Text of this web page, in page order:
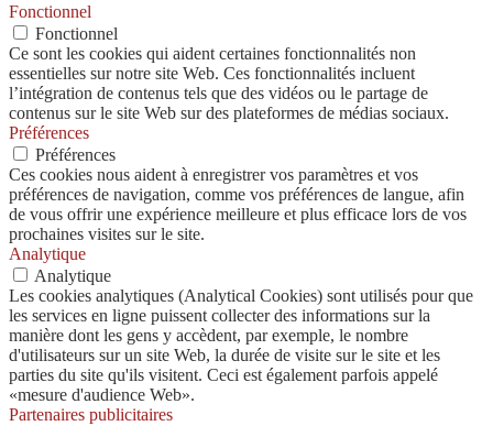
Fonctionnel
Fonctionnel
Ce sont les cookies qui aident certaines fonctionnalités non
essentielles sur notre site Web. Ces fonctionnalités incluent
l’intégration de contenus tels que des vidéos ou le partage de
contenus sur le site Web sur des plateformes de médias sociaux.
Préférences
Préférences
Ces cookies nous aident à enregistrer vos paramètres et vos
préférences de navigation, comme vos préférences de langue, afin
de vous offrir une expérience meilleure et plus efficace lors de vos
prochaines visites sur le site.
Analytique
Analytique
Les cookies analytiques (Analytical Cookies) sont utilisés pour que
les services en ligne puissent collecter des informations sur la
manière dont les gens y accèdent, par exemple, le nombre
d'utilisateurs sur un site Web, la durée de visite sur le site et les
parties du site qu'ils visitent. Ceci est également parfois appelé
«mesure d'audience Web».
Partenaires publicitaires